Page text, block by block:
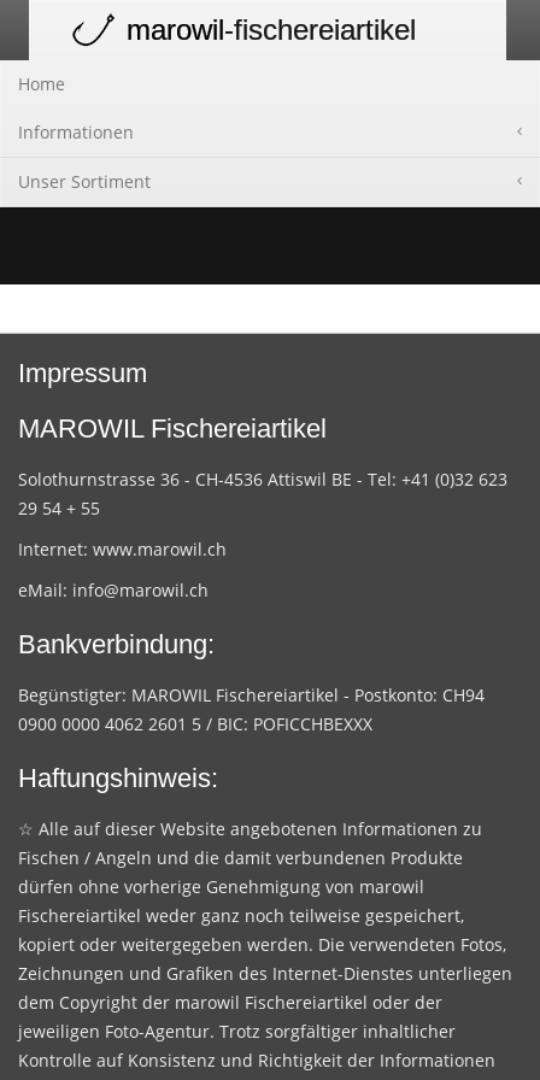
navigation
marowil-fischereiartikel
Home
Informationen
Unser Sortiment
Impressum
MAROWIL Fischereiartikel
Solothurnstrasse 36 - CH-4536 Attiswil BE - Tel: +41 (0)32 623
29 54 + 55
Internet: www.marowil.ch
eMail: info@marowil.ch
Bankverbindung:
Begünstigter: MAROWIL Fischereiartikel - Postkonto: CH94
0900 0000 4062 2601 5 / BIC: POFICCHBEXXX
Haftungshinweis:
☆ Alle auf dieser Website angebotenen Informationen zu
Fischen / Angeln und die damit verbundenen Produkte
dürfen ohne vorherige Genehmigung von marowil
Fischereiartikel weder ganz noch teilweise gespeichert,
kopiert oder weitergegeben werden. Die verwendeten Fotos,
Zeichnungen und Grafiken des Internet-Dienstes unterliegen
dem Copyright der marowil Fischereiartikel oder der
jeweiligen Foto-Agentur. Trotz sorgfältiger inhaltlicher
Kontrolle auf Konsistenz und Richtigkeit der Informationen